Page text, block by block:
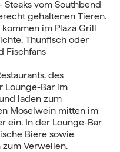
vom Southbend
gehaltenen Tieren.
im Plaza Grill
Thunfisch oder
Fischfans
des
Lounge-Bar im
laden zum
Moselwein mitten im
ein. In der Lounge-Bar
Biere sowie
Verweilen.